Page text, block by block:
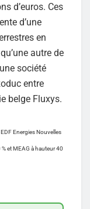
d’euros. Ces
d’une
en
autre de
société
entre
belge Fluxys.
Energies Nouvelles
et MEAG à hauteur 40